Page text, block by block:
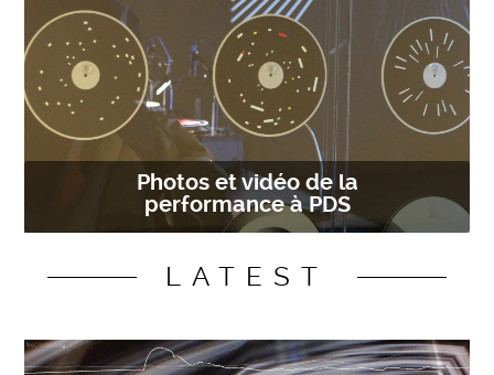
Photos et vidéo de la
performance à PDS
LATEST